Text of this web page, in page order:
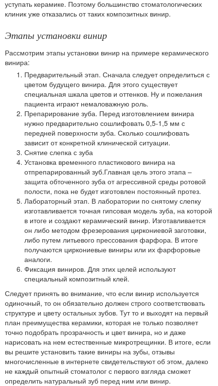
уступать керамике. Поэтому большинство стоматологических
клиник уже отказались от таких композитных винир.
Этапы установки винир
Рассмотрим этапы установки винир на примере керамического
винира:
Предварительный этап. Сначала следует определиться с
цветом будущего винира. Для этого существует
специальная шкала цветов и оттенков. Ну и пожелания
пациента играют немаловажную роль.
Препарирование зуба. Перед изготовлением винира
нужно предварительно сошлифовать 0,5-1,5 мм с
передней поверхности зуба. Сколько сошлифовать
зависит от конкретной клинической ситуации.
Снятие слепка с зуба
Установка временного пластикового винира на
отпрепарированный зуб.Главная цель этого этапа –
защита обточенного зуба от агрессивной среды ротовой
полости, пока не будет изготовлен постоянный протез.
Лабораторный этап. В лаборатории по снятому слепку
изготавливается точная гипсовая модель зуба, на которой
в итоге и создают керамический винир. Изготавливается
он либо методом фрезерования циркониевой заготовки,
либо путем литьевого прессования фарфора. В итоге
получаются циркониевые виниры или их фарфоровые
аналоги.
Фиксация виниров. Для этих целей используют
специальный композитный клей.
Следует принять во внимание, что если винир используется
одиночный, то он обязательно должен строго соответствовать
структуре и цвету остальных зубов. Тут то и выходят на первый
план преимущества керамики, которая не только позволяет
точно подобрать прозрачность и цвет винира, но и даже
нарисовать на нем естественные микротрещинки. В итоге, если
вы решите установить такие виниры на зубы, отзывы
многочисленные в интернете свидетельствуют об этом, далеко
не каждый опытный стоматолог с первого взгляда сможет
определить натуральный зуб перед ним или винир.